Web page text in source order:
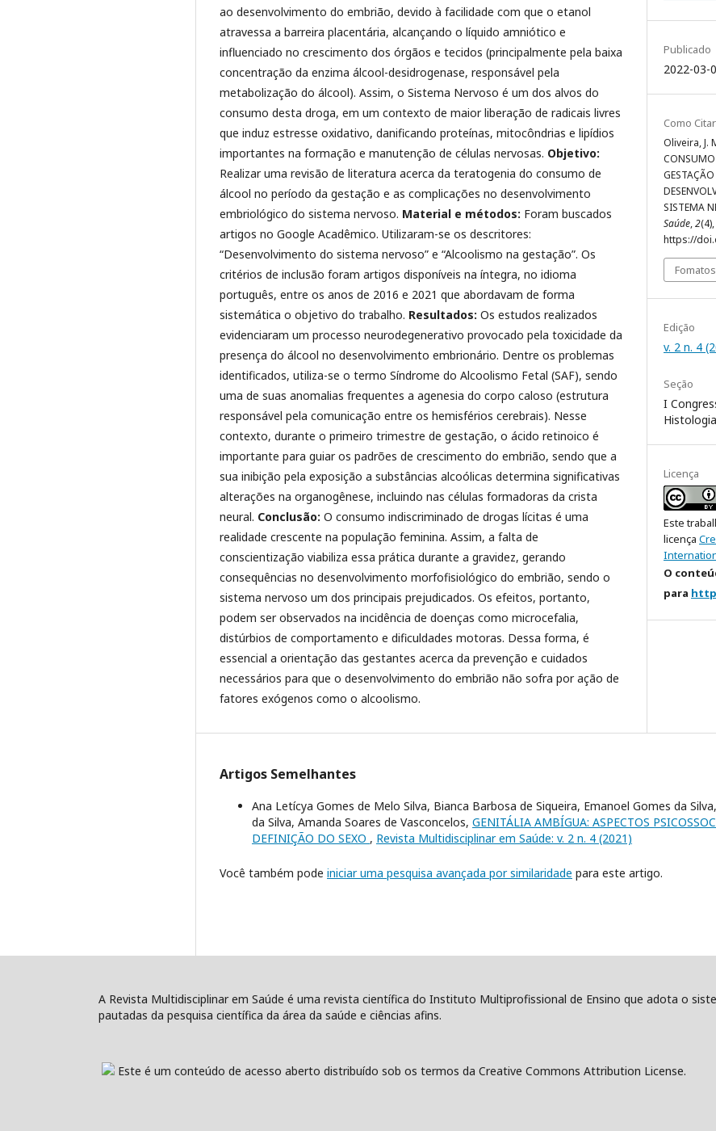
ao desenvolvimento do embrião, devido à facilidade com que o etanol
atravessa a barreira placentária, alcançando o líquido amniótico e
influenciado no crescimento dos órgãos e tecidos (principalmente pela baixa
concentração da enzima álcool-desidrogenase, responsável pela
metabolização do álcool). Assim, o Sistema Nervoso é um dos alvos do
consumo desta droga, em um contexto de maior liberação de radicais livres
que induz estresse oxidativo, danificando proteínas, mitocôndrias e lipídios
importantes na formação e manutenção de células nervosas. Objetivo:
Realizar uma revisão de literatura acerca da teratogenia do consumo de
álcool no período da gestação e as complicações no desenvolvimento
embriológico do sistema nervoso. Material e métodos: Foram buscados
artigos no Google Acadêmico. Utilizaram-se os descritores:
“Desenvolvimento do sistema nervoso” e “Alcoolismo na gestação”. Os
critérios de inclusão foram artigos disponíveis na íntegra, no idioma
português, entre os anos de 2016 e 2021 que abordavam de forma
sistemática o objetivo do trabalho. Resultados: Os estudos realizados
evidenciaram um processo neurodegenerativo provocado pela toxicidade da
presença do álcool no desenvolvimento embrionário. Dentre os problemas
identificados, utiliza-se o termo Síndrome do Alcoolismo Fetal (SAF), sendo
uma de suas anomalias frequentes a agenesia do corpo caloso (estrutura
responsável pela comunicação entre os hemisférios cerebrais). Nesse
contexto, durante o primeiro trimestre de gestação, o ácido retinoico é
importante para guiar os padrões de crescimento do embrião, sendo que a
sua inibição pela exposição a substâncias alcoólicas determina significativas
alterações na organogênese, incluindo nas células formadoras da crista
neural. Conclusão: O consumo indiscriminado de drogas lícitas é uma
realidade crescente na população feminina. Assim, a falta de
conscientização viabiliza essa prática durante a gravidez, gerando
consequências no desenvolvimento morfofisiológico do embrião, sendo o
sistema nervoso um dos principais prejudicados. Os efeitos, portanto,
podem ser observados na incidência de doenças como microcefalia,
distúrbios de comportamento e dificuldades motoras. Dessa forma, é
essencial a orientação das gestantes acerca da prevenção e cuidados
necessários para que o desenvolvimento do embrião não sofra por ação de
fatores exógenos como o alcoolismo.
Publicado
2022-03-
Como Citar
Oliveira, J.
SISTEMA
Saúde,2
https://
Edição
v. 2 n. 4
Seção
I
Licença
Este
licença
O
para
Artigos Semelhantes
Ana Letícya Gomes de Melo Silva, Bianca Barbosa de Siqueira, Emanoel Gomes da
da Silva, Amanda Soares de Vasconcelos, GENITÁLIA AMBÍGUA: ASPECTOS
DEFINIÇÃO DO SEXO , Revista Multidisciplinar em Saúde: v. 2 n. 4 (2021)
Você também pode iniciar uma pesquisa avançada por similaridade para este artigo.
A Revista Multidisciplinar em Saúde é uma revista científica do Instituto Multiprofissional de Ensino que adota o
pautadas da pesquisa científica da área da saúde e ciências afins.
Este é um conteúdo de acesso aberto distribuído sob os termos da Creative Commons Attribution License.